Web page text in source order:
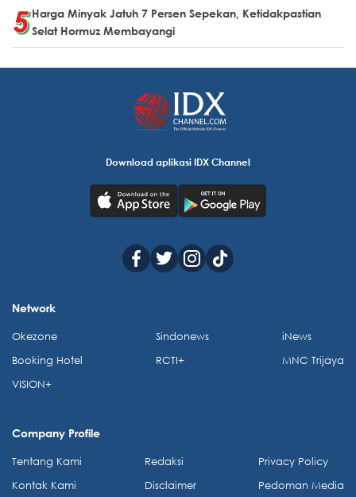
Harga Minyak Jatuh 7 Persen Sepekan, Ketidakpastian
Selat Hormuz Membayangi
Download aplikasi IDX Channel
Network
Okezone
Booking Hotel
VISION+
Sindonews
RCTI+
iNews
MNC Trijaya
Company Profile
Tentang Kami
Kontak Kami
Redaksi
Disclaimer
Privacy Policy
Pedoman Media